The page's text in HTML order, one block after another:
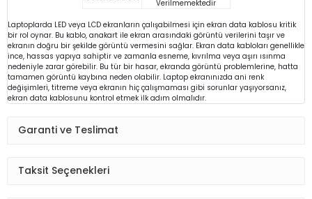
Verilmemektedir
Laptoplarda LED veya LCD ekranların çalışabilmesi için ekran data kablosu kritik
bir rol oynar. Bu kablo, anakart ile ekran arasındaki görüntü verilerini taşır ve
ekranın doğru bir şekilde görüntü vermesini sağlar. Ekran data kabloları genellikle
ince, hassas yapıya sahiptir ve zamanla esneme, kıvrılma veya aşırı ısınma
nedeniyle zarar görebilir. Bu tür bir hasar, ekranda görüntü problemlerine, hatta
tamamen görüntü kaybına neden olabilir. Laptop ekranınızda ani renk
değişimleri, titreme veya ekranın hiç çalışmaması gibi sorunlar yaşıyorsanız,
ekran data kablosunu kontrol etmek ilk adım olmalıdır.
Garanti ve Teslimat
Taksit Seçenekleri